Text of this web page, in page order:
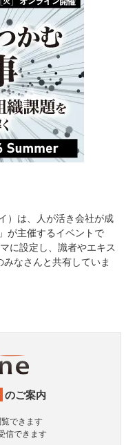
）は、人が活き会社が成
が主催するイベントで
に設定し、識者やエキス
なさんと共有していま
のご案内
できます
信できます